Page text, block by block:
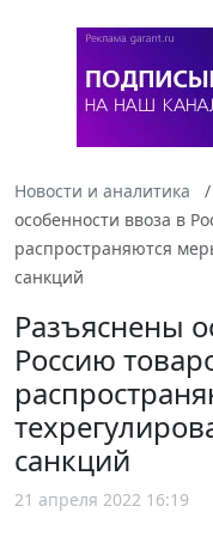
Новости и аналитика
особенности ввоза в
распространяются
санкций
Разъяснены
Россию
санкций
21 апреля 2022 16:19